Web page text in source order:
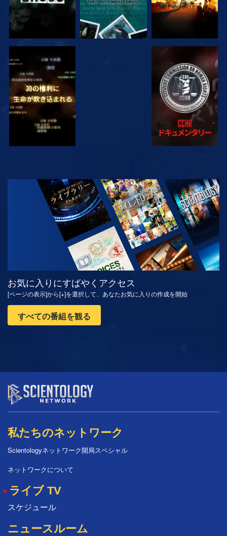
観る
観る シリーズを探求
お気に入りにすばやくアクセス
[ページの表示]から[+]を選択して、あなたお気に入りの作成を開始
すべての番組を観る
私たちのネットワーク
Scientologyネットワーク開局スペシャル
ネットワークについて
ライブ TV
スケジュール
ニュースルーム